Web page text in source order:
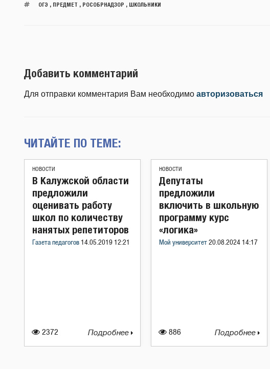
ОГЭ ПРЕДМЕТ РОСОБРНАДЗОР ШКОЛЬНИКИ
Добавить комментарий
Для отправки комментария Вам необходимо авторизоваться
ЧИТАЙТЕ ПО ТЕМЕ:
НОВОСТИ
2372
В Калужской области
предложили
оценивать работу
школ по количеству
нанятых репетиторов
Газета педагогов 14.05.2019 12:21
Подробнее
НОВОСТИ
886
Депутаты
предложили
включить в школьную
программу курс
«логика»
Мой университет 20.08.2024 14:17
Подробнее